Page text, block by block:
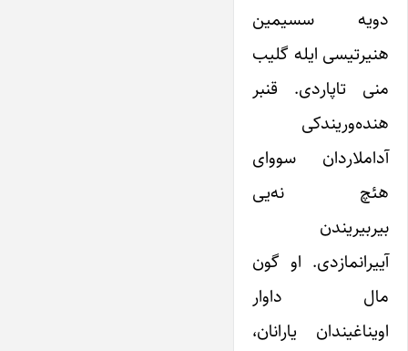
دویه سسیمین
هنیرتیسی ایله گلیب
منی تاپاردی. قنبر
هنده‌وریندکی
آداملاردان سووای
هئچ نه‌یی
بیربیریندن
آییرانمازدی. او گون
مال داوار
اویناغیندان یارانان،